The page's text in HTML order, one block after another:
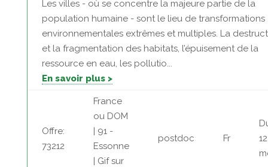
Les villes - où se concentre la majeure partie de la
population humaine - sont le lieu de transformations
environnementales extrêmes et multiples. La
et la fragmentation des habitats, l’épuisement de la
ressource en eau, les pollutio...
En savoir plus >
Offre:
73212
France
ou DOM
| 91 -
Essonne
| Gif sur
postdoc Fr